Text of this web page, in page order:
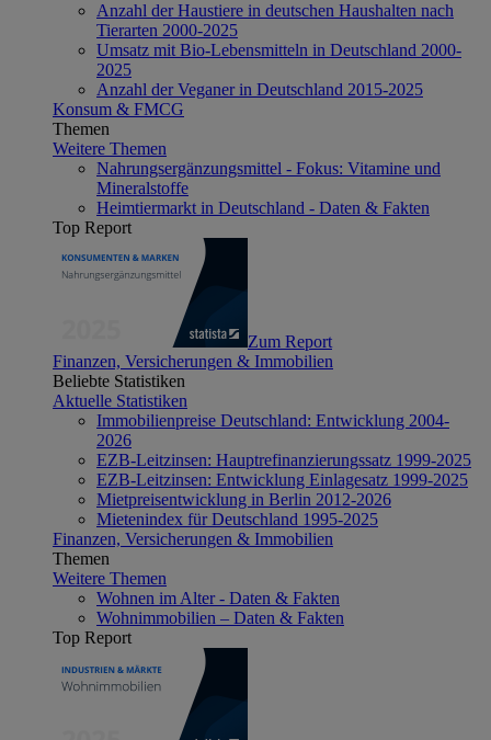
Anzahl der Haustiere in deutschen Haushalten nach
Tierarten 2000-2025
Umsatz mit Bio-Lebensmitteln in Deutschland 2000-
2025
Anzahl der Veganer in Deutschland 2015-2025
Konsum & FMCG
Themen
Weitere Themen
Nahrungsergänzungsmittel - Fokus: Vitamine und
Mineralstoffe
Heimtiermarkt in Deutschland - Daten & Fakten
Top Report
Zum Report
Finanzen, Versicherungen & Immobilien
Beliebte Statistiken
Aktuelle Statistiken
Immobilienpreise Deutschland: Entwicklung 2004-
2026
EZB-Leitzinsen: Hauptrefinanzierungssatz 1999-2025
EZB-Leitzinsen: Entwicklung Einlagesatz 1999-2025
Mietpreisentwicklung in Berlin 2012-2026
Mietenindex für Deutschland 1995-2025
Finanzen, Versicherungen & Immobilien
Themen
Weitere Themen
Wohnen im Alter - Daten & Fakten
Wohnimmobilien – Daten & Fakten
Top Report